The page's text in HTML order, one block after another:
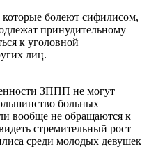
болеют сифилисом,
принудительному
к уголовной
лиц.
ЗППП не могут
больных
вообще не обращаются к
стремительный рост
среди молодых девушек